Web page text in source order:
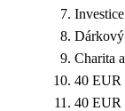
Charita
40 EUR
40 EUR